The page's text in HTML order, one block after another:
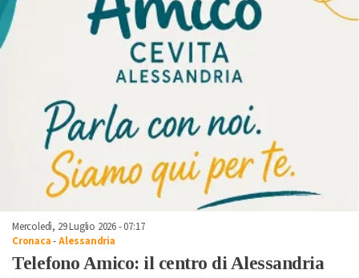
Mercoledì, 29 Luglio 2026 - 07:17
Cronaca-Alessandria
Telefono Amico: il centro di Alessandria